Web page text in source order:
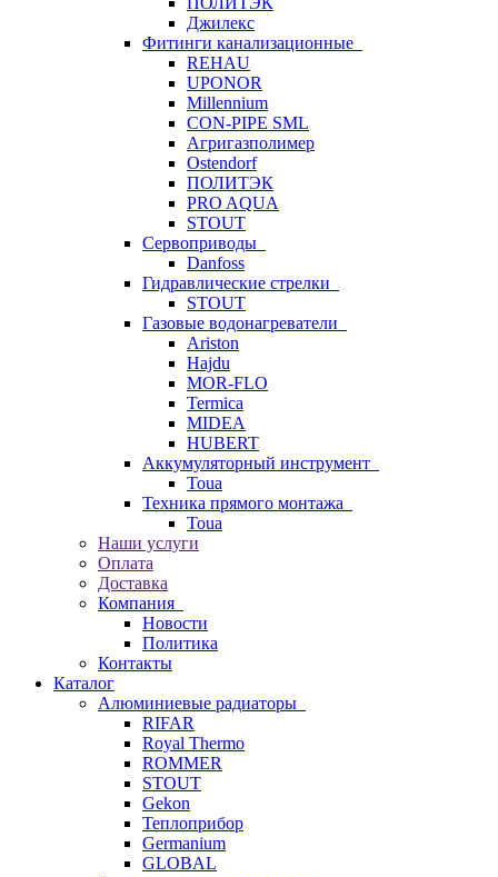
Джилекс
Фитинги канализационные
REHAU
UPONOR
Millennium
CON-PIPE SML
Агригазполимер
Ostendorf
ПОЛИТЭК
PRO AQUA
STOUT
Сервоприводы
Danfoss
Гидравлические стрелки
STOUT
Газовые водонагреватели
Ariston
Hajdu
MOR-FLO
Termica
MIDEA
HUBERT
Аккумуляторный инструмент
Toua
Техника прямого монтажа
Toua
Наши услуги
Оплата
Доставка
Компания
Новости
Политика
Контакты
Каталог
Алюминиевые радиаторы
RIFAR
Royal Thermo
ROMMER
STOUT
Gekon
Теплоприбор
Germanium
GLOBAL